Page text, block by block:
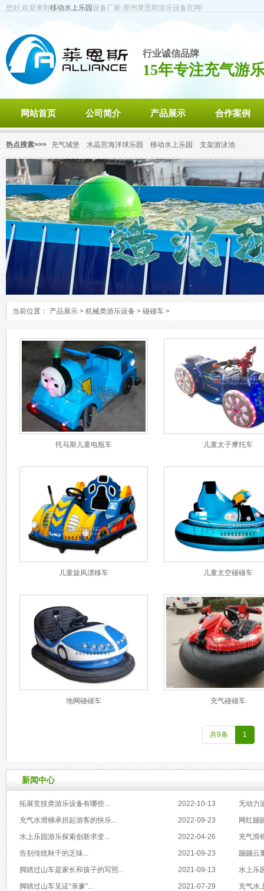
您好,欢迎来到 移动水上乐园设备厂家-郑州莱恩斯游乐设备官网!
行业诚信品牌
15年专注充气游
网站首页 公司简介 产品展示 合作案例
热点搜素>>> 充气城堡 水晶宫海洋球乐园 移动水上乐园 支架游泳池
当前位置： 产品展示 > 机械类游乐设备 > 碰碰车 >
托马斯儿童电瓶车 儿童太子摩托车
儿童旋风漂移车 儿童太空碰碰车
地网碰碰车 充气碰碰车
共9条 1
新闻中心
2022-10-13
拓展竞技类游乐设备有哪些...
无动力
2022-09-23
充气水滑梯承担起游客的快乐...
网红蹦
2022-04-26
水上乐园游乐探索创新求变...
充气滑
2021-09-23
告别传统秋千的乏味...
蹦蹦云
2021-09-13
脚踏过山车是家长和孩子的写照...
水上乐
2021-07-29
脚踏过山车见证“亲爹”... 充气水